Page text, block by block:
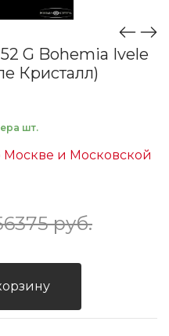
G Bohemia Ivele
Кристалл)
шт.
Москве и Московской
руб.